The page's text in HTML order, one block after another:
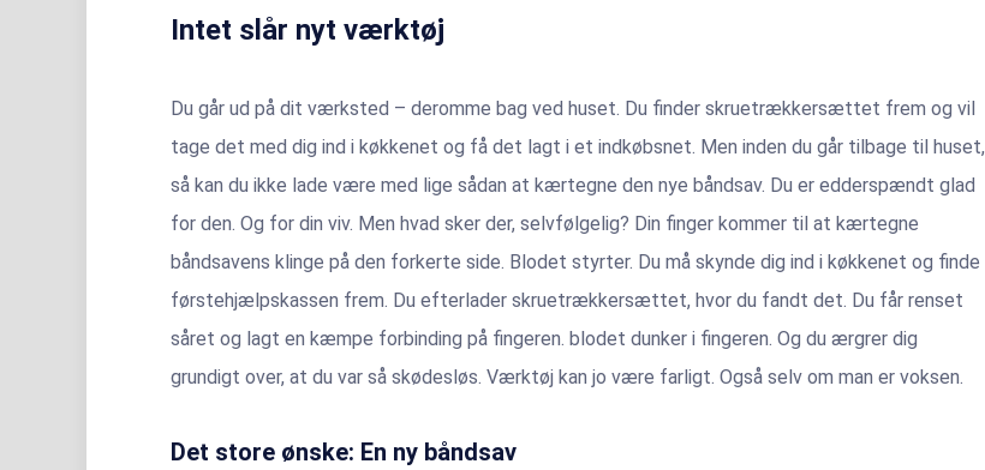
Intet slår nyt værktøj
Du går ud på dit værksted – deromme bag ved huset. Du finder skruetrækkersættet frem og vil
tage det med dig ind i køkkenet og få det lagt i et indkøbsnet. Men inden du går tilbage til huset,
så kan du ikke lade være med lige sådan at kærtegne den nye båndsav. Du er edderspændt glad
for den. Og for din viv. Men hvad sker der, selvfølgelig? Din finger kommer til at kærtegne
båndsavens klinge på den forkerte side. Blodet styrter. Du må skynde dig ind i køkkenet og finde
førstehjælpskassen frem. Du efterlader skruetrækkersættet, hvor du fandt det. Du får renset
såret og lagt en kæmpe forbinding på fingeren. blodet dunker i fingeren. Og du ærgrer dig
grundigt over, at du var så skødesløs. Værktøj kan jo være farligt. Også selv om man er voksen.
Det store ønske: En ny båndsav